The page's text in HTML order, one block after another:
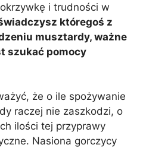
i trudności w
któregoś z
musztardy, ważne
szukać pomocy
że o ile spożywanie
raczej nie zaszkodzi, o
ilości tej przyprawy
Nasiona gorczycy